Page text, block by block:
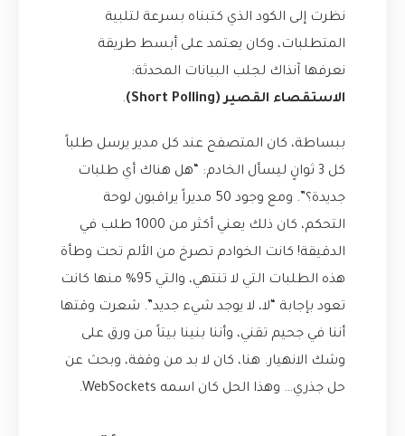
نظرت إلى الكود الذي كتبناه بسرعة لتلبية
المتطلبات، وكان يعتمد على أبسط طريقة
نعرفها آنذاك لجلب البيانات المحدثة:
الاستقصاء القصير (Short Polling)
.
ببساطة، كان المتصفح عند كل مدير يرسل طلباً
كل 3 ثوانٍ ليسأل الخادم: “هل هناك أي طلبات
جديدة؟”. ومع وجود 50 مديراً يراقبون لوحة
التحكم، كان ذلك يعني أكثر من 1000 طلب في
الدقيقة! كانت الخوادم تصرخ من الألم تحت وطأة
هذه الطلبات التي لا تنتهي، والتي 95% منها كانت
تعود بإجابة “لا، لا يوجد شيء جديد”. شعرت وقتها
أننا في جحيم تقني، وأننا بنينا بيتاً من ورق على
وشك الانهيار. هنا، كان لا بد من وقفة، وبحث عن
حل جذري… وهذا الحل كان اسمه WebSockets.